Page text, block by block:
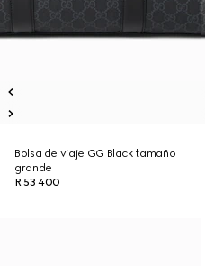
Bolsa de viaje GG Black tamaño
grande
R 53 400